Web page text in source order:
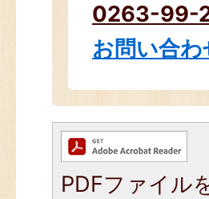
0263-99-
お問い合
PDFファイル